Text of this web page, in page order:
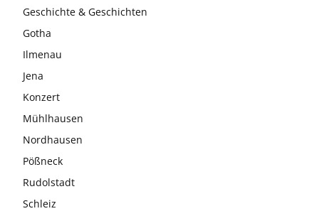
Geschichte & Geschichten
Gotha
Ilmenau
Jena
Konzert
Mühlhausen
Nordhausen
Pößneck
Rudolstadt
Schleiz